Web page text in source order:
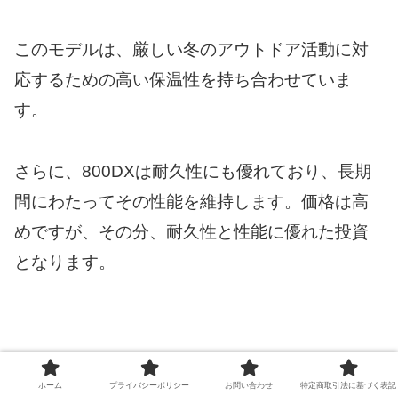
このモデルは、厳しい冬のアウトドア活動に対
応するための高い保温性を持ち合わせていま
す。
さらに、800DXは耐久性にも優れており、長期
間にわたってその性能を維持します。価格は高
めですが、その分、耐久性と性能に優れた投資
となります。
登山での化繊シュラフの活用法
ホーム プライバシーポリシー お問い合わせ 特定商取引法に基づく表記